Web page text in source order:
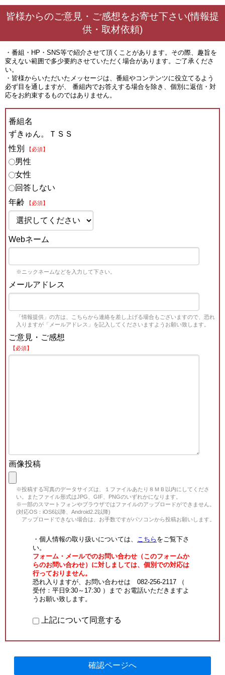
皆様からのご意見・ご感想をお寄せ下さい(情報提
供・取材依頼)
・番組・HP・SNS等で紹介させて頂くことがあります。その際、趣旨を
変えない範囲で多少要約させていただく場合があります。ご了承くださ
い。
・皆様からいただいたメッセージは、番組やコンテンツに役立てるよう
必ず目を通しますが、 番組内でお答えする場合を除き、個別に返信・対
応をお約束するものではありません。
番組名
ずきゅん。ＴＳＳ
性別
【必須】
男性
女性
回答しない
年齢
【必須】
Webネーム
※ニックネームなどを入力して下さい。
メールアドレス
「情報提供」の方は、こちらから連絡を差し上げる場合もございますので、恐れ
入りますが「メールアドレス」を記入してくださいますようお願い致します。
ご意見・ご感想
【必須】
画像投稿
※投稿する写真のデータサイズは、１ファイルあたり８ＭＢ以内にしてくださ
い。またファイル形式はJPG、GIF、PNGのいずれかになります。
※一部のスマートフォンやブラウザではファイルのアップロードができません。
(対応OS：iOS6以降、Android2.2以降)
アップロードできない場合は、お手数ですがパソコンから投稿お願いします。
・個人情報の取り扱いについては、 こちら をご覧下さ
い。
フォーム・メールでのお問い合わせ（このフォームか
らのお問い合わせ）に対しましては、個別での対応は
行っておりません。
恐れ入りますが、お問い合わせは 082-256-2117 （
受付：平日9:30～17:30 ）まで お電話いただきますよ
うお願い致します。
上記について同意する
確認ページへ